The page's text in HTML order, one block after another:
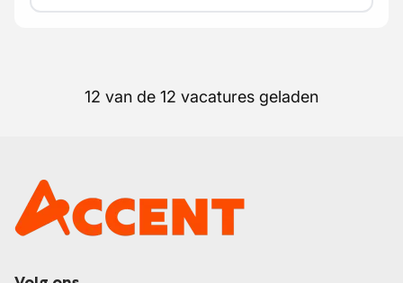
12 van de 12 vacatures geladen